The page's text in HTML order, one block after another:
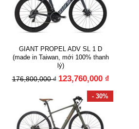
GIANT PROPEL ADV SL 1 D
(made in Taiwan, mới 100% thanh
lý)
176,800,000 ₫ 123,760,000 ₫
- 30%